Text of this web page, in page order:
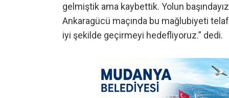
gelmiştik ama kaybettik. Yolun
Ankaragücü maçında bu mağlubiyeti
iyi şekilde geçirmeyi hedefliyoruz.” dedi.